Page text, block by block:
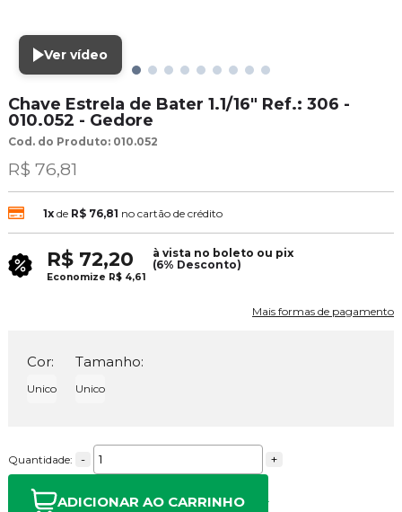
Ver vídeo
Chave Estrela de Bater 1.1/16" Ref.: 306 -
010.052 - Gedore
Cod. do Produto: 010.052
R$ 76,81
1xde R$ 76,81 no cartão de crédito
R$ 72,20
à vista no boleto ou pix
(6% Desconto)
Economize R$ 4,61
Mais formas de pagamento
Cor:
Unico
Tamanho:
Unico
Quantidade: - +
ADICIONAR AO CARRINHO